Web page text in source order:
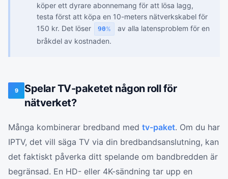
köper ett dyrare abonnemang för att lösa lagg,
testa först att köpa en 10-meters nätverkskabel för
150 kr. Det löser
90%
av alla latensproblem för en
bråkdel av kostnaden.
9
Spelar TV-paketet någon roll för
nätverket?
Många kombinerar bredband med tv-paket. Om du har
IPTV, det vill säga TV via din bredbandsanslutning, kan
det faktiskt påverka ditt spelande om bandbredden är
begränsad. En HD- eller 4K-sändning tar upp en